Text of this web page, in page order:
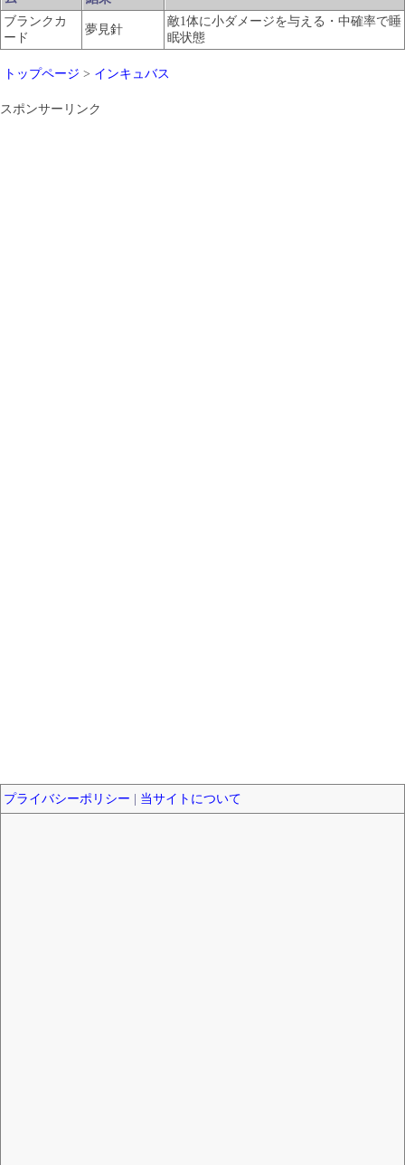
ブランクカ
ード
夢見針
敵1体に小ダメージを与える・中確率で睡
眠状態
トップページ > インキュバス
スポンサーリンク
プライバシーポリシー 当サイトについて